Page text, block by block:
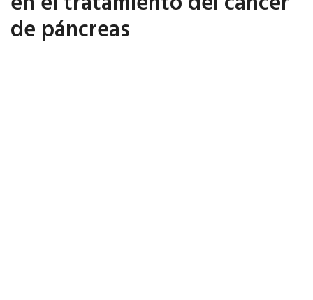
de páncreas